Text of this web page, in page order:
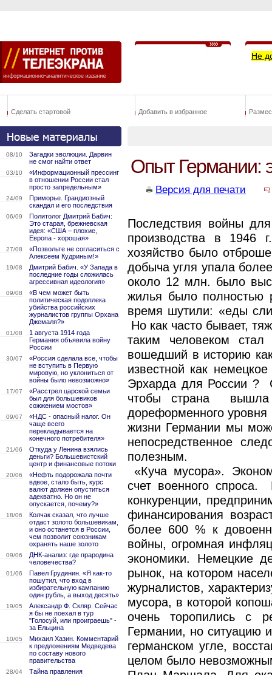
Не
Сделать стартовой Добавить в избранное
08/10
Загадки эволюции. Дарвин
не смог найти ответ
03/10
«Информационный прессинг
в отношении России стал
просто запредельным»
24/09
Приморье. Грандиозный
скандал и его последствия
06/09
Политолог Дмитрий Бабич:
Это старая, брежневская
идея: «США – плохие,
Европа - хорошая»
27/08
«Позвольте не согласиться с
Алексеем Кудриным!»
19/08
Дмитрий Бабич. «У Запада в
последние годы сложилась
агрессивная идеология»
09/08
«В чем может быть
политическая подоплека
убийства российских
журналистов группы Орхана
Джемаля?»
01/08
1 августа 1914 года
Германия объявила войну
России
30/07
«Россия сделала все, чтобы
не вступить в Первую
мировую, но уклониться от
войны было невозможно»
17/07
«Расстрел царской семьи
был для большевиков
сожжением мостов»
09/07
«НДС - опасный налог. Он
чаще всего
перекладывается на
конечного потребителя»
21/06
Откуда у Ленина взялись
деньги? Большевистский
центр и финансовые потоки
20/06
«Нефть подорожала почти
вдвое, стало быть, курс
валют должен опуститься
адекватно. Но он не
опускается, почему?»
18/06
Колчак сказал, что лучше
отдаст золото большевикам,
и оно останется в России,
чем позволит союзникам
охранять наше золото
09/06
ДНК-анализ: где прародина
человечества?
01/06
Павел Грудинин. «Я как-то
пошутил, что вход в
избирательную кампанию
один рубль, а выход десять»
19/05
Александр Ф. Скляр. Сейчас
я бы не поехал в тур
"Голосуй, или проиграешь" -
за Ельцина
10/05
Михаил Хазин. Комментарий
к предложениям Медведева
по составу нового
правительства
28/04
Тайна правления
Опыт Германии:
Версия для печати
Последствия войны
производства в 1946
хозяйство было
добыча угля упала
около 12 млн. было
жилья было
время шутили: «еды
Но как часто бывает,
таким человеком
вошедший в историю
известной как
Эрхарда для России ?
чтобы страна вышла
дореформенного уровня
жизни Германии мы
непосредственное
полезным.
«Куча мусора».
счет военного спроса.
конкуренции,
финансирования
более 600 % к
войны, огромная
экономики. Немецкие
рынок, на котором
журналистов,
мусора, в которой
очень торопились с
Германии, но ситуацию
германском угле,
целом было